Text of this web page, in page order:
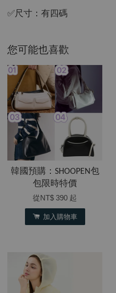
✅尺寸：有四碼
您可能也喜歡
韓國預購：SHOOPEN包
包限時特價
從NT$ 390 起
加入購物車